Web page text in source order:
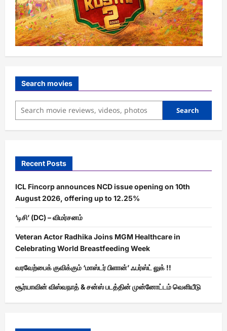
Search movies
Search
Recent Posts
ICL Fincorp announces NCD issue opening on 10th
August 2026, offering up to 12.25%
‘டிசி’ (DC) – விமர்சனம்
Veteran Actor Radhika Joins MGM Healthcare in
Celebrating World Breastfeeding Week
வரவேற்பைக் குவிக்கும் ‘மாஸ்டர் பிளான்’ ஃபர்ஸ்ட் லுக் !!
சூர்யாவின் விஸ்வநாத் & சன்ஸ் படத்தின் முன்னோட்டம் வெளியீடு